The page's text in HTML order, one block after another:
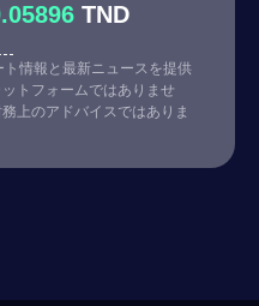
TND
情報と最新ニュースを提供
トフォームではありませ
上のアドバイスではありま